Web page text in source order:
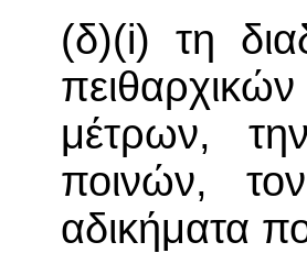
(δ)(i) τη
μέτρων,
ποινών,
αδικήματα